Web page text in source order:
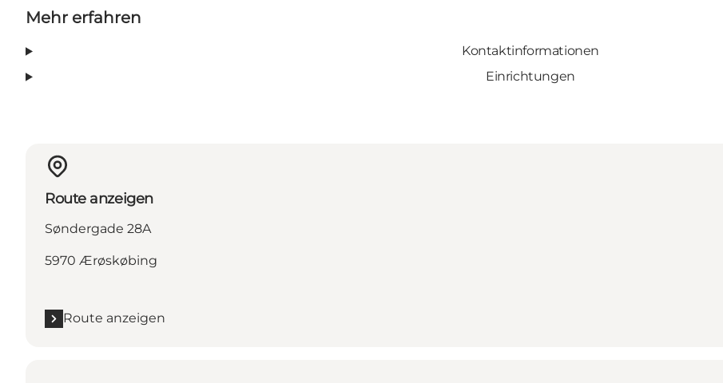
Mehr erfahren
Kontaktinformationen
Einrichtungen
Route anzeigen
Søndergade 28A
5970 Ærøskøbing
Route anzeigen